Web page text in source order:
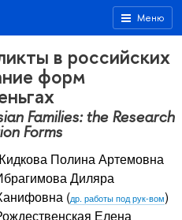
Меню
в российских
форм
Families: the Research
Forms
Полина Артемовна
Диляра
(др. работы под рук-вом)
Елена